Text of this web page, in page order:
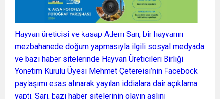
Hayvan üreticisi ve kasap Adem Sarı, bir hayvanın
mezbahanede doğum yapmasıyla ilgili sosyal medyada
ve bazı haber sitelerinde Hayvan Üreticileri Birliği
Yönetim Kurulu Üyesi Mehmet Çetereisi’nin Facebook
paylaşımı esas alınarak yayılan iddialara dair açıklama
yaptı. Sarı, bazı haber sitelerinin olayın aslını